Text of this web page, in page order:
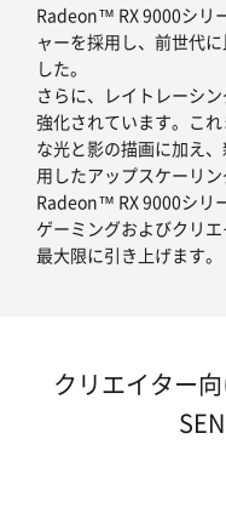
Radeon™ RX 9000シリ
ャーを採用し、前世代
した。
さらに、レイトレーシ
強化されています。こ
な光と影の描画に加え
用したアップスケーリ
Radeon™ RX 9000シリ
ゲーミングおよびクリ
最大限に引き上げます。
クリエイター